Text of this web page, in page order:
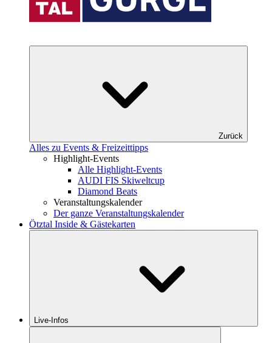
Zurück
Alles zu Events & Freizeittipps
Highlight-Events
Alle Highlight-Events
AUDI FIS Skiweltcup
Diamond Beats
Veranstaltungskalender
Der ganze Veranstaltungskalender
Ötztal Inside & Gästekarten
Live-Infos